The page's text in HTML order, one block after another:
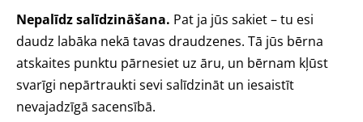
Nepalīdz salīdzināšana. Pat ja jūs sakiet – tu esi
daudz labāka nekā tavas draudzenes. Tā jūs bērna
atskaites punktu pārnesiet uz āru, un bērnam kļūst
svarīgi nepārtraukti sevi salīdzināt un iesaistīt
nevajadzīgā sacensībā.